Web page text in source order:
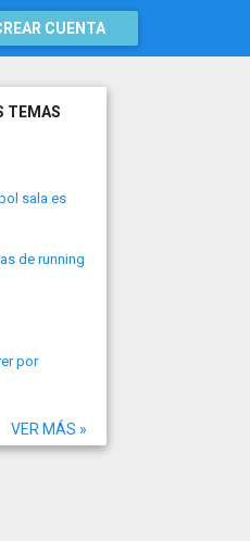
CUENTA
TEMAS
sala es
de running
por
VER MÁS »